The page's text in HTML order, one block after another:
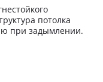
потолка
при задымлении.